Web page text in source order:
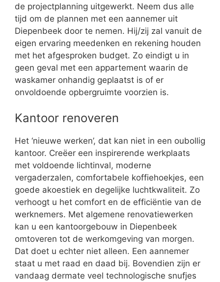
de projectplanning uitgewerkt. Neem dus alle
tijd om de plannen met een aannemer uit
Diepenbeek door te nemen. Hij/zij zal vanuit de
eigen ervaring meedenken en rekening houden
met het afgesproken budget. Zo eindigt u in
geen geval met een appartement waarin de
waskamer onhandig geplaatst is of er
onvoldoende opbergruimte voorzien is.
Kantoor renoveren
Het ‘nieuwe werken’, dat kan niet in een oubollig
kantoor. Creëer een inspirerende werkplaats
met voldoende lichtinval, moderne
vergaderzalen, comfortabele koffiehoekjes, een
goede akoestiek en degelijke luchtkwaliteit. Zo
verhoogt u het comfort en de efficiëntie van de
werknemers. Met algemene renovatiewerken
kan u een kantoorgebouw in Diepenbeek
omtoveren tot de werkomgeving van morgen.
Dat doet u echter niet alleen. Een aannemer
staat u met raad en daad bij. Bovendien zijn er
vandaag dermate veel technologische snufjes